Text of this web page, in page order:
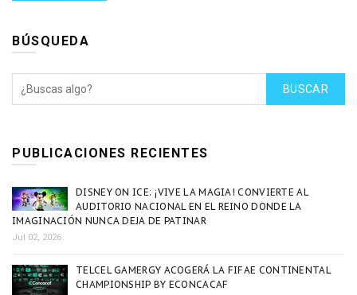
BÚSQUEDA
BUSCAR
PUBLICACIONES RECIENTES
DISNEY ON ICE: ¡VIVE LA MAGIA! CONVIERTE AL
AUDITORIO NACIONAL EN EL REINO DONDE LA
IMAGINACIÓN NUNCA DEJA DE PATINAR
Jul 02, 2026
TELCEL GAMERGY ACOGERÁ LA FIFAE CONTINENTAL
CHAMPIONSHIP BY ECONCACAF